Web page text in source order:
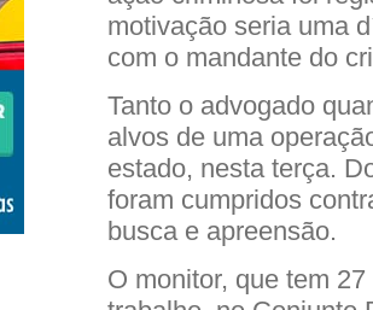
motivação seria uma
com o mandante do
Tanto o advogado
alvos de uma
estado, nesta terça.
foram cumpridos
busca e apreensão.
O monitor, que tem